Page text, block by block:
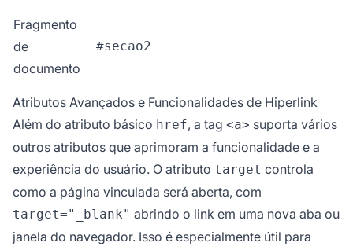
Fragmento
de
documento
#secao2
Atributos Avançados e Funcionalidades de Hiperlink
Além do atributo básico href, a tag <a> suporta vários
outros atributos que aprimoram a funcionalidade e a
experiência do usuário. O atributo target controla
como a página vinculada será aberta, com
target="_blank" abrindo o link em uma nova aba ou
janela do navegador. Isso é especialmente útil para